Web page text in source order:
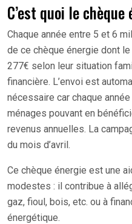
C’est quoi le chèque
Chaque année entre 5 et 6
de ce chèque énergie dont
277€ selon leur situation
financière. L’envoi est
nécessaire car chaque
ménages pouvant en
revenus annuelles. La
du mois d’avril.
Ce chèque énergie est une
modestes : il contribue à
gaz, fioul, bois, etc. ou à
énergétique.